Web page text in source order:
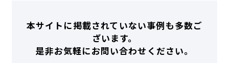
本サイトに掲載されていない事例も多数ご
ざいます。
是非お気軽にお問い合わせください。